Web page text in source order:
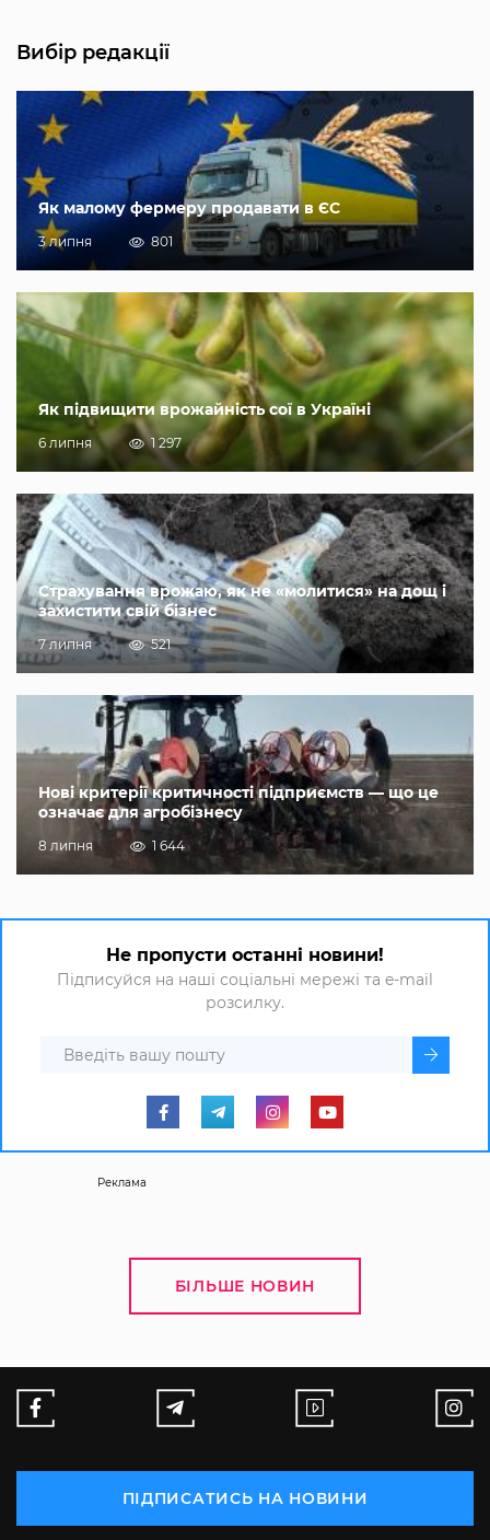
Вибір редакції
Як малому фермеру продавати в ЄС
3 липня 801
Як підвищити врожайність сої в Україні
6 липня 1 297
Страхування врожаю, як не «молитися» на дощ і
захистити свій бізнес
7 липня 521
Нові критерії критичності підприємств — що це
означає для агробізнесу
8 липня 1 644
Не пропусти останні новини!
Підписуйся на наші соціальні мережі та e-mail
розсилку.
Реклама
БІЛЬШЕ НОВИН
ПІДПИСАТИСЬ НА НОВИНИ